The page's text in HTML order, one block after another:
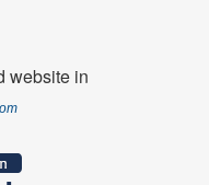
website in